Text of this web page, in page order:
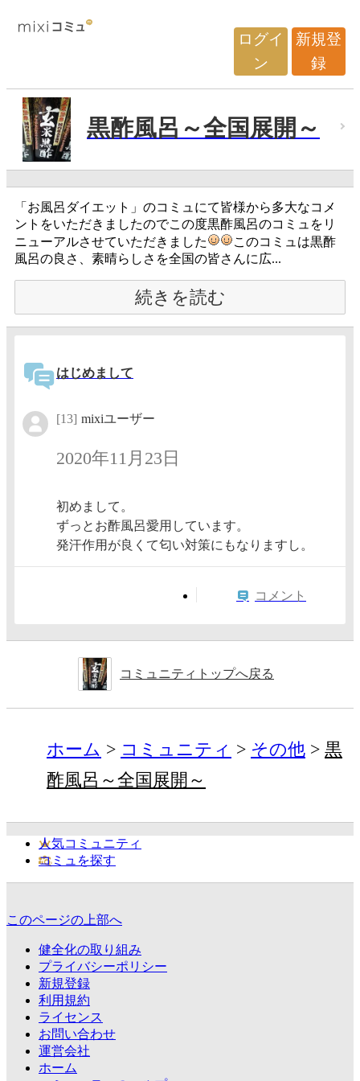
ログイ
ン
新規登
録
黒酢風呂～全国展開～
「お風呂ダイエット」のコミュにて皆様から多大なコメ
ントをいただきましたのでこの度黒酢風呂のコミュをリ
ニューアルさせていただきました
このコミュは黒酢
風呂の良さ、素晴らしさを全国の皆さんに広...
続きを読む
はじめまして
[13] mixiユーザー
2020年11月23日
初めまして。
ずっとお酢風呂愛用しています。
発汗作用が良くて匂い対策にもなりますし。
コメント
コミュニティトップへ戻る
ホーム コミュニティ その他
黒
酢風呂～全国展開～
人気コミュニティ
コミュを探す
このページの上部へ
健全化の取り組み
プライバシーポリシー
新規登録
利用規約
ライセンス
お問い合わせ
運営会社
ホーム